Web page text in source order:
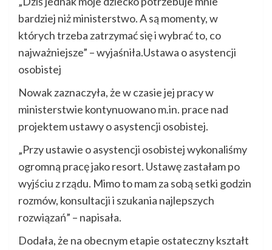
bardziej niż ministerstwo. A są momenty, w
których trzeba zatrzymać się i wybrać to, co
najważniejsze” – wyjaśniła.Ustawa o asystencji
osobistej
Nowak zaznaczyła, że w czasie jej pracy w
ministerstwie kontynuowano m.in. prace nad
projektem ustawy o asystencji osobistej.
„Przy ustawie o asystencji osobistej wykonaliśmy
ogromną pracę jako resort. Ustawę zastałam po
wyjściu z rządu. Mimo to mam za sobą setki godzin
rozmów, konsultacji i szukania najlepszych
rozwiązań” – napisała.
Dodała, że na obecnym etapie ostateczny kształt